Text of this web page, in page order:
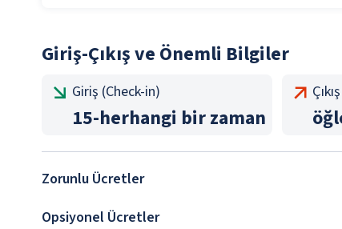
Giriş-Çıkış ve Önemli Bilgiler
Giriş (Check-in)
15-herhangi bir zaman
Zorunlu Ücretler
Opsiyonel Ücretler